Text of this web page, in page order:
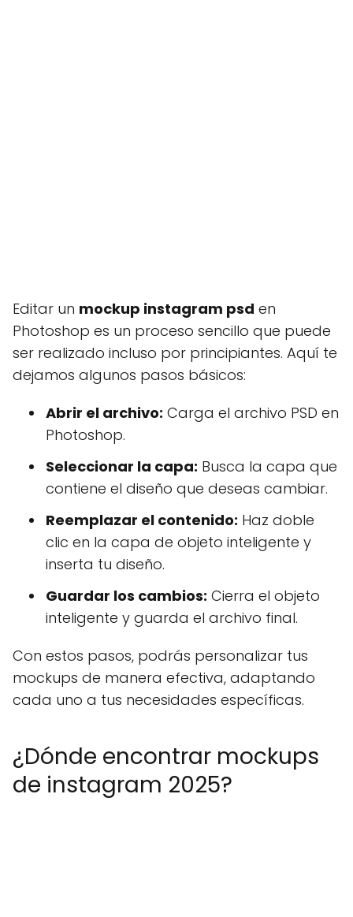
Editar un mockup instagram psd en
Photoshop es un proceso sencillo que puede
ser realizado incluso por principiantes. Aquí te
dejamos algunos pasos básicos:
Abrir el archivo: Carga el archivo PSD en
Photoshop.
Seleccionar la capa: Busca la capa que
contiene el diseño que deseas cambiar.
Reemplazar el contenido: Haz doble
clic en la capa de objeto inteligente y
inserta tu diseño.
Guardar los cambios: Cierra el objeto
inteligente y guarda el archivo final.
Con estos pasos, podrás personalizar tus
mockups de manera efectiva, adaptando
cada uno a tus necesidades específicas.
¿Dónde encontrar mockups
de instagram 2025?